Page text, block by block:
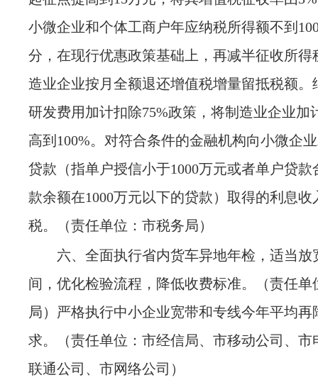
小微企业和个体工商户年应纳税所得额不到
分，在现行优惠政策基础上，再减半征收所得
造业企业按月全额退还增值税增量留抵税额。
研发费用加计扣除75%政策，将制造业企业加
高到100%。对符合条件的金融机构向小微企
贷款（指单户授信小于1000万元或者单户贷款
款余额在1000万元以下的贷款）取得的利息收
税。
（责任单位：市税务局）
六、全面执行省内货车异地年检，适当放
间，优化检验流程，降低收费标准。
（责任
局） 严格执行中小企业宽带和专线今年平均再
求。
（责任单位：市经信局、市移动公司、
联通公司、市网络公司）